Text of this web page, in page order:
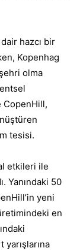
hazcı bir
Kopenhag
olma
CopenHill,
tesisi.
etkileri ile
Yanındaki 50
yeni
en
yarışlarına